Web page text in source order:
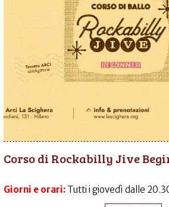
Corso di Rockabilly Jive
Giorni e orari: Tutti i giovedì dalle